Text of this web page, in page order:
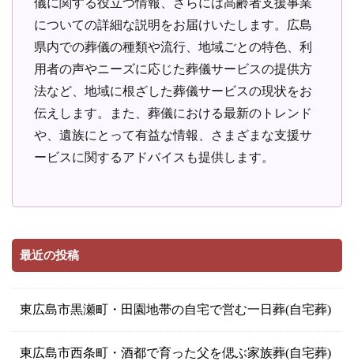
儀に関する役立つ情報、さらには高齢者支援事業
についての詳細な説明をお届けいたします。広島
県内での葬儀の種類や流行、地域ごとの特色、利
用者の声やニーズに応じた葬儀サービスの提供方
法など、地域に根ざした葬儀サービスの現状をお
伝えします。また、葬儀における最新のトレンド
や、遺族にとって有益な情報、さまざまな支援サ
ービスに関するアドバイスも提供します。
最近の投稿
東広島市黒瀬町・田園地帯の自宅で営む一日葬(自宅葬)
東広島市西条町・酒都で育った父を偲ぶ家族葬(自宅葬)